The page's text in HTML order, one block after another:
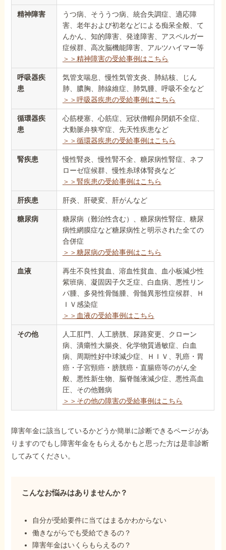
精神障害
うつ病、そううつ病、統合失調症、適応障
害、老年および初老などによる痴呆全般、て
んかん、知的障害、発達障害、アスペルガー
症候群、高次脳機能障害、アルツハイマー等
＞＞精神障害の受給事例はこちら
呼吸器疾
患
気管支喘息、慢性気管支炎、肺結核、じん
肺、膿胸、肺線維症、肺気腫、呼吸不全など
＞＞呼吸器疾患の受給事例はこちら
循環器疾
患
心筋梗塞、心筋症、冠状僧帽弁閉鎖不全症、
大動脈弁狭窄症、先天性疾患など
＞＞循環器疾患の受給事例はこちら
腎疾患
慢性腎炎、慢性腎不全、糖尿病性腎症、ネフ
ローゼ症候群、慢性糸球体腎炎など
＞＞腎疾患の受給事例はこちら
肝疾患 肝炎、肝硬変、肝がんなど
糖尿病
糖尿病（難治性含む）、糖尿病性腎症、糖尿
病性網膜症など糖尿病性と明示された全ての
合併症
＞＞糖尿病の受給事例はこちら
血液
再生不良性貧血、溶血性貧血、血小板減少性
紫班病、凝固因子欠乏症、白血病、悪性リン
パ腫、多発性骨髄腫、骨髄異形性症候群、Ｈ
ＩＶ感染症
＞＞血液の受給事例はこちら
その他
人工肛門、人工膀胱、尿路変更、クローン
病、潰瘍性大腸炎、化学物質過敏症、白血
病、周期性好中球減少症、ＨＩＶ、乳癌・胃
癌・子宮頸癌・膀胱癌・直腸癌等のがん全
般、悪性新生物、脳脊髄液減少症、悪性高血
圧、その他難病
＞＞その他の障害の受給事例はこちら
障害年金に該当しているかどうか簡単に診断できるページがあ
りますのでもし障害年金をもらえるかもと思った方は是非診断
してみてください。
こんなお悩みはありませんか？
自分が受給要件に当てはまるかわからない
働きながらでも受給できるの？
障害年金はいくらもらえるの？